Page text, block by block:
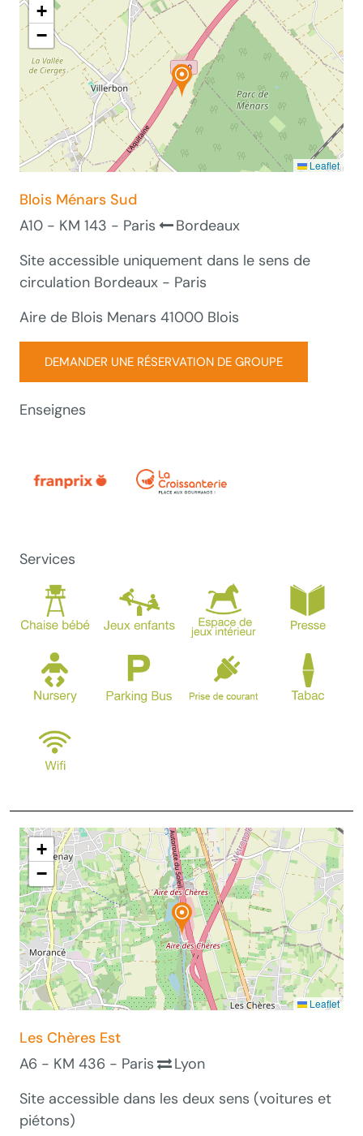
+
−
Leaflet
Blois Ménars Sud
A10 - KM 143 - Paris
Bordeaux
Site accessible uniquement dans le sens de
circulation Bordeaux - Paris
Aire de Blois Menars 41000 Blois
DEMANDER UNE RÉSERVATION DE GROUPE
Enseignes
Services
+
−
Leaflet
Les Chères Est
A6 - KM 436 - Paris
Lyon
Site accessible dans les deux sens (voitures et
piétons)